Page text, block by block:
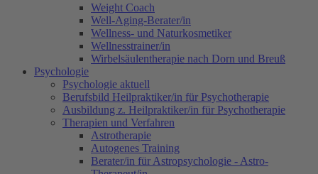
Weight Coach
Well-Aging-Berater/in
Wellness- und Naturkosmetiker
Wellnesstrainer/in
Wirbelsäulentherapie nach Dorn und Breuß
Psychologie
Psychologie aktuell
Berufsbild Heilpraktiker/in für Psychotherapie
Ausbildung z. Heilpraktiker/in für Psychotherapie
Therapien und Verfahren
Astrotherapie
Autogenes Training
Berater/in für Astropsychologie - Astro-